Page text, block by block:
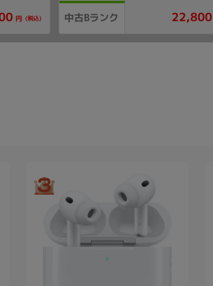
円 (税込) 中古Bランク 22,800